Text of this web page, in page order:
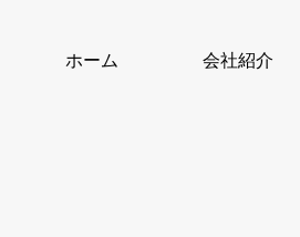
ホーム 会社紹介